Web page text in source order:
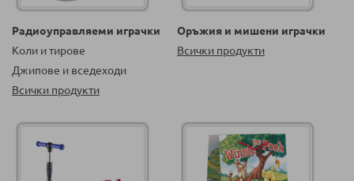
Радиоуправляеми играчки
Коли и тирове
Джипове и вседеходи
Всички продукти
Оръжия и мишени играчки
Всички продукти